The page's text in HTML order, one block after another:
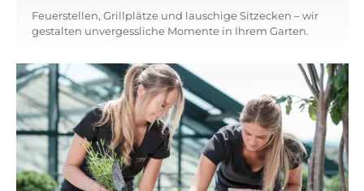
Feuerstellen, Grillplätze und lauschige Sitzecken – wir
gestalten unvergessliche Momente in Ihrem Garten.